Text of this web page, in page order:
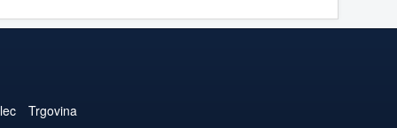
Trgovina